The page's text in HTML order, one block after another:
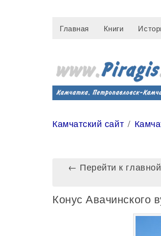
Главная Книги
Камчатский сайт
← Перейти к
Конус Авачинского